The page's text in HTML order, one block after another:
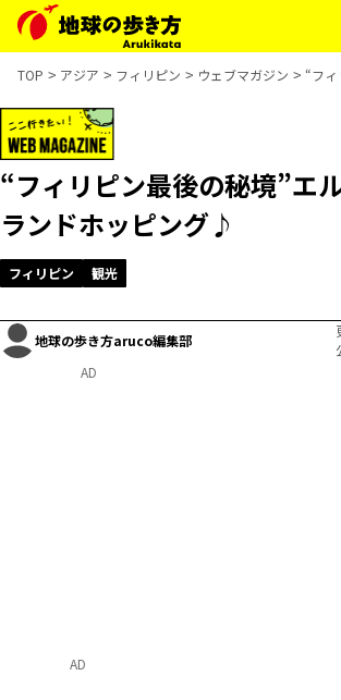
TOP アジア フィリピン ウェブマガジン “フ
“フィリピン最後の秘境”エ
ランドホッピング♪
フィリピン 観光
地球の歩き方aruco編集部
AD
AD